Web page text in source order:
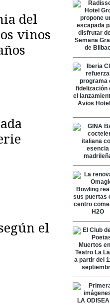
del
vinos
el